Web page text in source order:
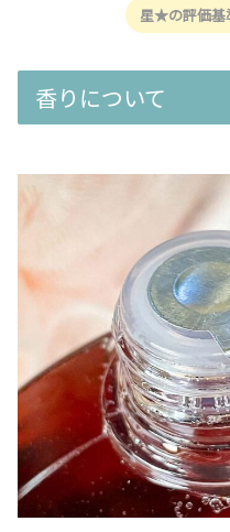
星★の評価基
香りについて